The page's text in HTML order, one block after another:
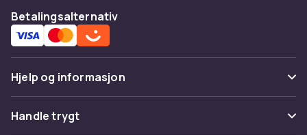
Betalingsalternativ
Hjelp og informasjon
Vanlige spørsmål
Handle trygt